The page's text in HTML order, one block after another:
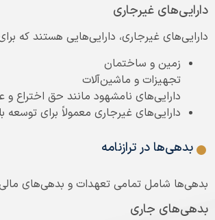
دارایی‌های غیرجاری
دارایی‌های غیرجاری، دارایی‌هایی هستند که
زمین و ساختمان
تجهیزات و ماشین‌آلات
دارایی‌های نامشهود مانند حق اختراع و
دارایی‌های غیرجاری معمولاً برای
بدهی‌ها در ترازنامه
بدهی‌ها شامل تمامی تعهدات و بدهی‌های
بدهی‌های جاری